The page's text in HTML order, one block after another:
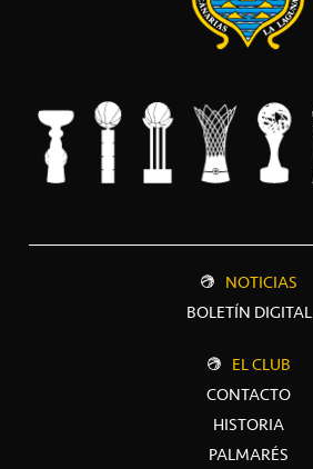
NOTICIAS
BOLETÍN DIGITAL
EL CLUB
CONTACTO
HISTORIA
PALMARÉS